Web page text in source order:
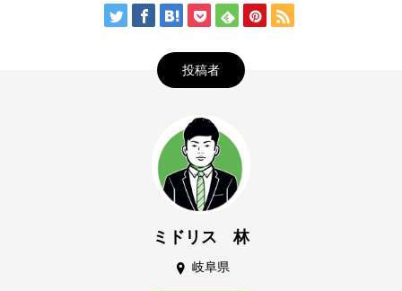
投稿者
ミドリス 林
岐阜県